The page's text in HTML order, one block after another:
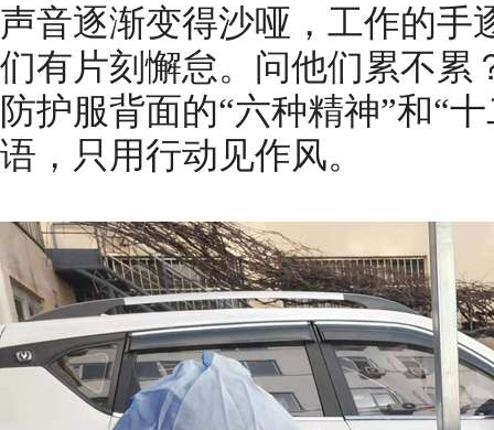
声音逐渐变得沙哑，工作的手
们有片刻懈怠。问他们累不累
防护服背面的“六种精神”和“
语，只用行动见作风。